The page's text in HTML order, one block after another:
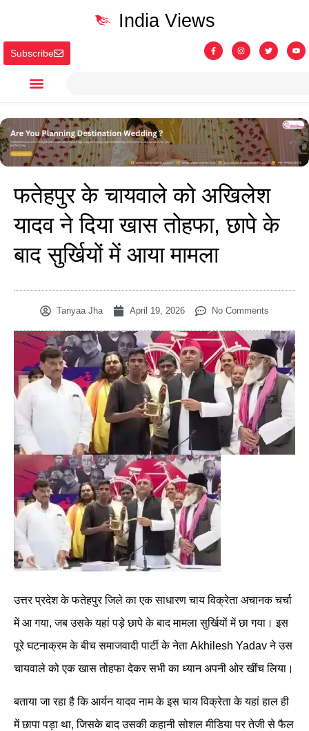
Subscribe
India Views
फतेहपुर के चायवाले को अखिलेश
यादव ने दिया खास तोहफा, छापे के
बाद सुर्खियों में आया मामला
Tanyaa Jha April 19, 2026 No Comments
उत्तर प्रदेश के फतेहपुर जिले का एक साधारण चाय विक्रेता अचानक चर्चा
में आ गया, जब उसके यहां पड़े छापे के बाद मामला सुर्खियों में छा गया। इस
पूरे घटनाक्रम के बीच समाजवादी पार्टी के नेता Akhilesh Yadav ने उस
चायवाले को एक खास तोहफा देकर सभी का ध्यान अपनी ओर खींच लिया।
बताया जा रहा है कि आर्यन यादव नाम के इस चाय विक्रेता के यहां हाल ही
में छापा पड़ा था, जिसके बाद उसकी कहानी सोशल मीडिया पर तेजी से फैल